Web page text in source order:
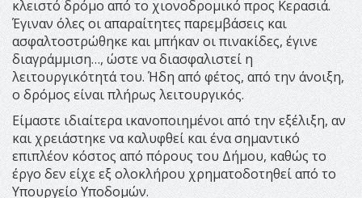
κλειστό δρόμο από το χιονοδρομικό προς Κερασιά.
Έγιναν όλες οι απαραίτητες παρεμβάσεις και
ασφαλτοστρώθηκε και μπήκαν οι πινακίδες, έγινε
διαγράμμιση…, ώστε να διασφαλιστεί η
λειτουργικότητά του. Ήδη από φέτος, από την άνοιξη,
ο δρόμος είναι πλήρως λειτουργικός.
Είμαστε ιδιαίτερα ικανοποιημένοι από την εξέλιξη, αν
και χρειάστηκε να καλυφθεί και ένα σημαντικό
επιπλέον κόστος από πόρους του Δήμου, καθώς το
έργο δεν είχε εξ ολοκλήρου χρηματοδοτηθεί από το
Υπουργείο Υποδομών.